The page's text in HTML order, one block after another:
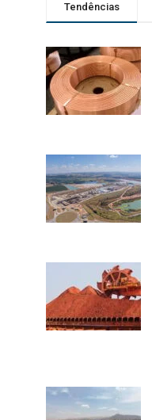
Tendências